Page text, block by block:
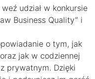
udział w konkursie
Business Quality” i
o tym, jak
jak w codziennej
prywatnym. Dzięki